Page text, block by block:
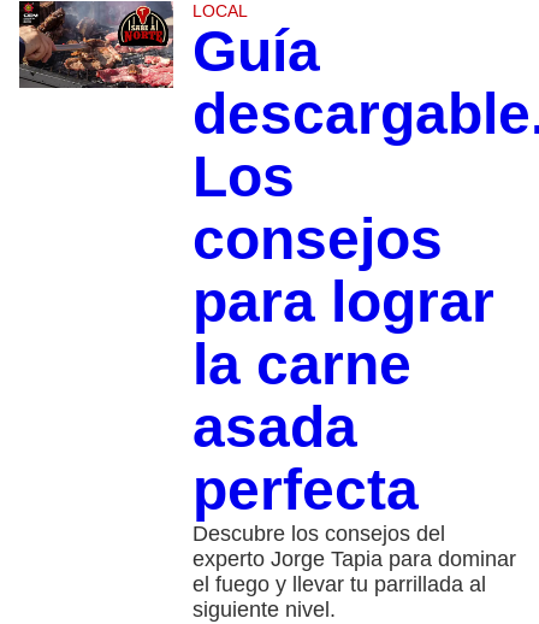
LOCAL
Guía
Los
consejos
para lograr
la carne
asada
perfecta
Descubre los consejos del
experto Jorge Tapia para dominar
el fuego y llevar tu parrillada al
siguiente nivel.